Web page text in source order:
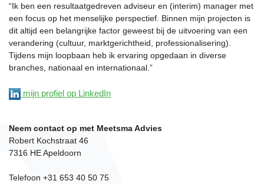
“Ik ben een resultaatgedreven adviseur en (interim) manager met
een focus op het menselijke perspectief. Binnen mijn projecten is
dit altijd een belangrijke factor geweest bij de uitvoering van een
verandering (cultuur, marktgerichtheid, professionalisering).
Tijdens mijn loopbaan heb ik ervaring opgedaan in diverse
branches, nationaal en internationaal.”
mijn profiel op LinkedIn
Neem contact op met Meetsma Advies
Robert Kochstraat 46
7316 HE Apeldoorn
Telefoon +31 653 40 50 75